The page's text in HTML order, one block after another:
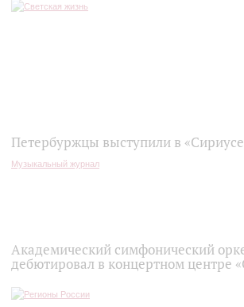
Петербуржцы выступили в
Музыкальный журнал
Академический симфонический
дебютировал в концертном центре